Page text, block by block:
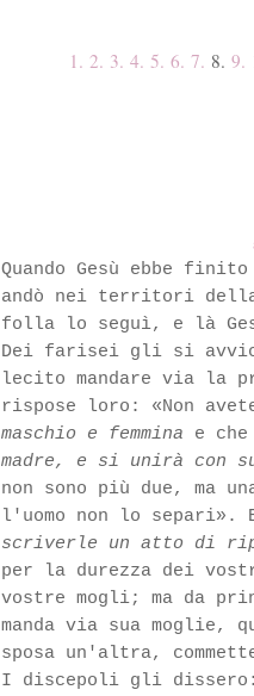
1. 2. 3. 4. 5. 6. 7. 8. 9.
Quando Gesù ebbe
andò nei territori della
folla lo seguì, e là
Dei farisei gli si
lecito mandare via la
rispose loro: «Non
maschio e femmina e
madre, e si unirà con
non sono più due, ma
l'uomo non lo separi».
scriverle un atto di
per la durezza dei
vostre mogli; ma da
manda via sua moglie,
sposa un'altra,
I discepoli gli